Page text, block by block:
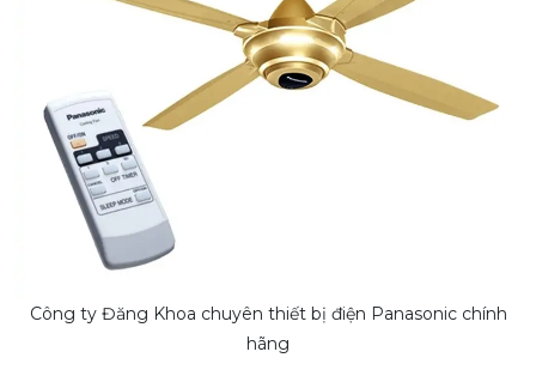
Công ty Đăng Khoa chuyên thiết bị điện Panasonic chính
hãng